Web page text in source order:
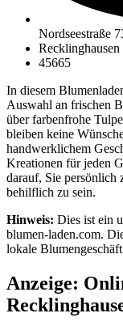
Nordseestraße
Recklinghausen
45665
In diesem
Auswahl an frischen
über farbenfrohe
bleiben keine
handwerklichem
Kreationen für jeden
darauf, Sie persönlich
behilflich zu sein.
Hinweis: Dies ist ein
blumen-laden.com.
lokale
Anzeige: